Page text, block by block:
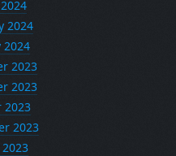
2024
2024
2023
2023
2023
2023